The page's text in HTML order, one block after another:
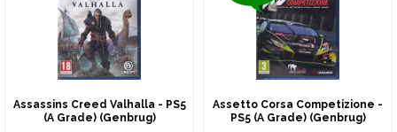
Assassins Creed Valhalla - PS5
(A Grade) (Genbrug)
Assetto Corsa Competizione -
PS5 (A Grade) (Genbrug)